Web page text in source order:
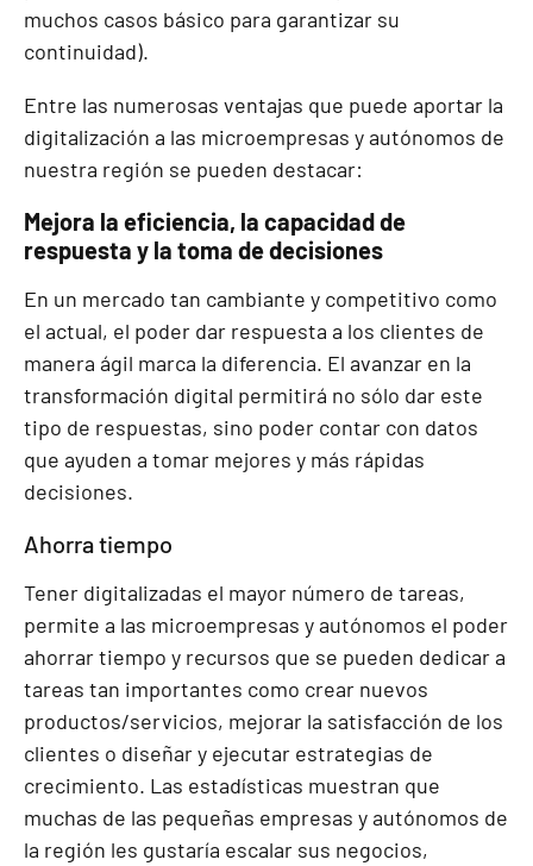
muchos casos básico para garantizar su
continuidad).
Entre las numerosas ventajas que puede aportar la
digitalización a las microempresas y autónomos de
nuestra región se pueden destacar:
Mejora la eficiencia, la capacidad de
respuesta y la toma de decisiones
En un mercado tan cambiante y competitivo como
el actual, el poder dar respuesta a los clientes de
manera ágil marca la diferencia. El avanzar en la
transformación digital permitirá no sólo dar este
tipo de respuestas, sino poder contar con datos
que ayuden a tomar mejores y más rápidas
decisiones.
Ahorra tiempo
Tener digitalizadas el mayor número de tareas,
permite a las microempresas y autónomos el poder
ahorrar tiempo y recursos que se pueden dedicar a
tareas tan importantes como crear nuevos
productos/servicios, mejorar la satisfacción de los
clientes o diseñar y ejecutar estrategias de
crecimiento. Las estadísticas muestran que
muchas de las pequeñas empresas y autónomos de
la región les gustaría escalar sus negocios,